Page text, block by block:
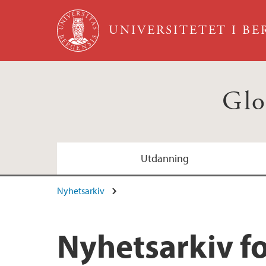
Hopp til hovedinnhold
UNIVERSITETET I
Utdanning
Nyhetsarkiv
Nyhetsarkiv